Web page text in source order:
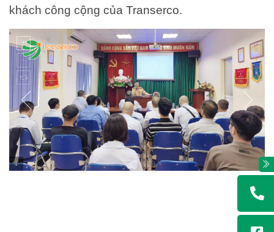
khách công cộng của Transerco.